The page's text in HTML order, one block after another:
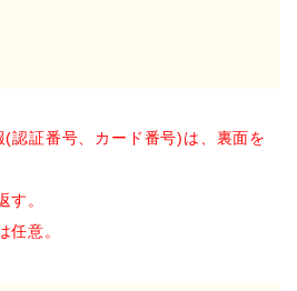
認証番号、カード番号)は、裏面を
。
意。